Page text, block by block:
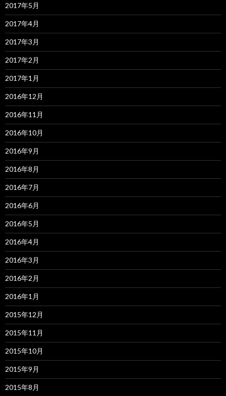
2017年5月
2017年4月
2017年3月
2017年2月
2017年1月
2016年12月
2016年11月
2016年10月
2016年9月
2016年8月
2016年7月
2016年6月
2016年5月
2016年4月
2016年3月
2016年2月
2016年1月
2015年12月
2015年11月
2015年10月
2015年9月
2015年8月